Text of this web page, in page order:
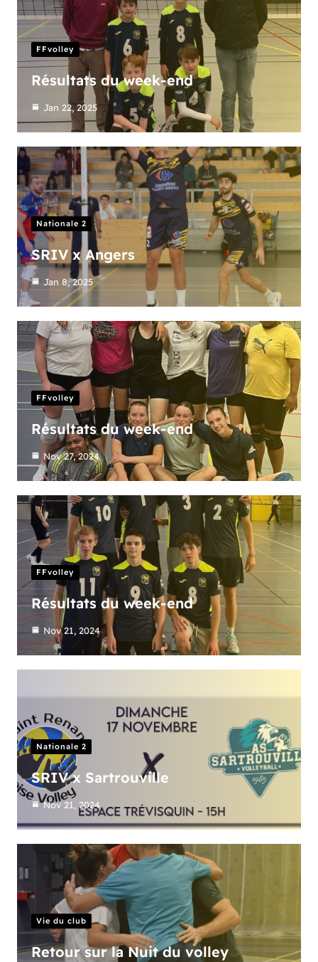
FFvolley
Résultats du week-end
Jan 22, 2025
Nationale 2
SRIV x Angers
Jan 8, 2025
FFvolley
Résultats du week-end
Nov 27, 2024
FFvolley
Résultats du week-end
Nov 21, 2024
Nationale 2
SRIV x Sartrouville
Nov 21, 2024
Vie du club
Retour sur la Nuit du volley